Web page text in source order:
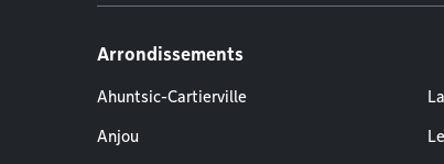
Arrondissements
Ahuntsic-Cartierville
Anjou